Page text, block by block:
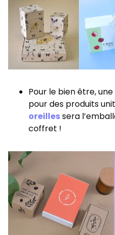
Pour le bien être, une
pour des produits
oreillessera
coffret !